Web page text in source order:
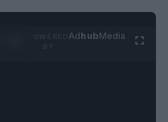
AdhubMedia